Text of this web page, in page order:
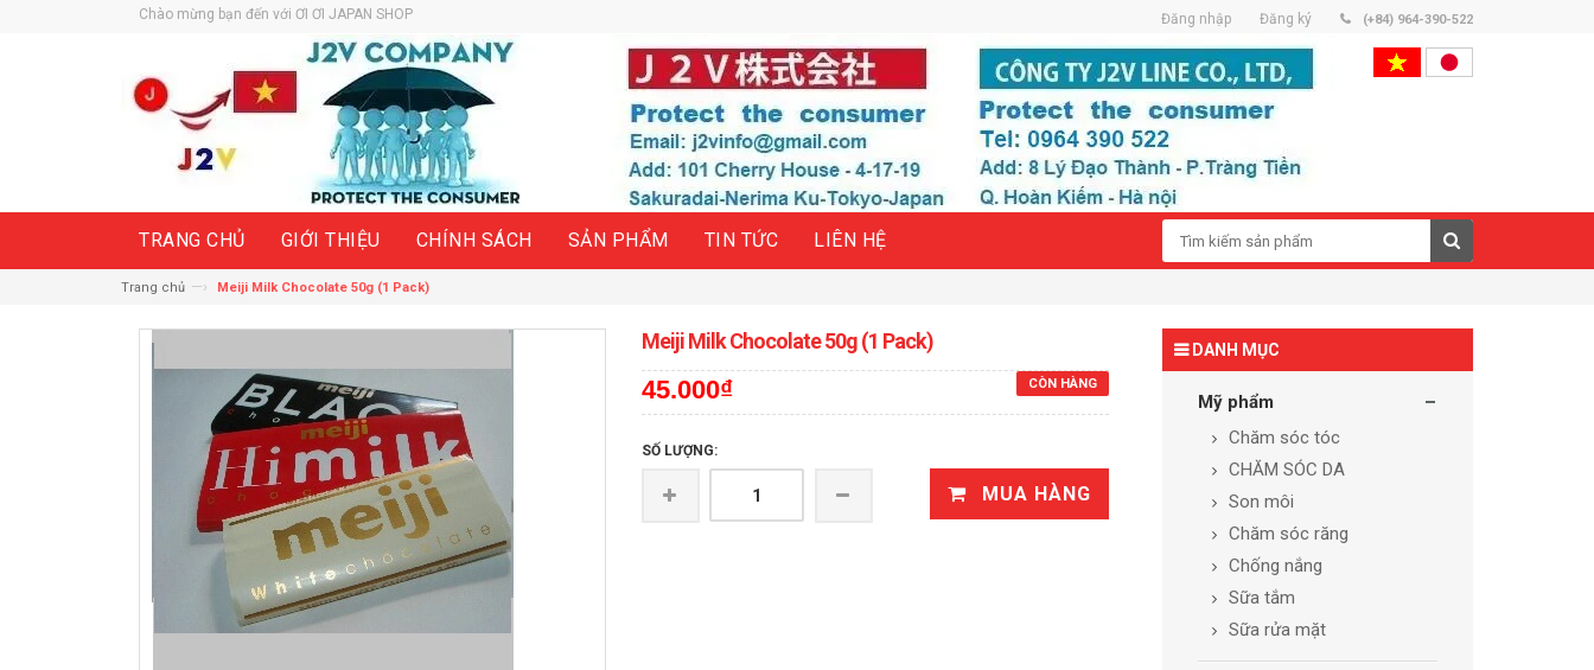
Chào mừng bạn đến với ƠI ƠI JAPAN SHOP Đăng nhập Đăng ký (+84) 964-390-522
TRANG CHỦ GIỚI THIỆU CHÍNH SÁCH SẢN PHẨM TIN TỨC LIÊN HỆ
Trang chủ —› Meiji Milk Chocolate 50g (1 Pack)
Meiji Milk Chocolate 50g (1 Pack)
CÒN HÀNG
45.000₫
SỐ LƯỢNG:
MUA HÀNG
DANH MỤC
Mỹ phẩm
Chăm sóc tóc
CHĂM SÓC DA
Son môi
Chăm sóc răng
Chống nắng
Sữa tắm
Sữa rửa mặt